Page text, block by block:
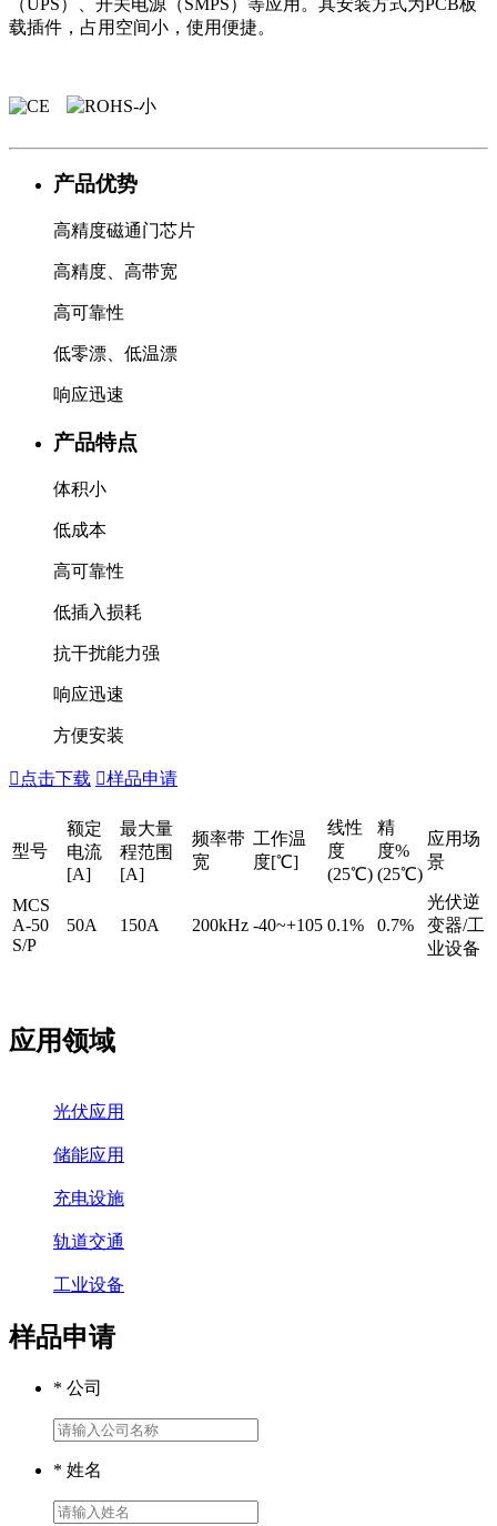
载插件，占用空间小，使用便捷。
产品优势
高精度磁通门芯片
高精度、高带宽
高可靠性
低零漂、低温漂
响应迅速
产品特点
体积小
低成本
高可靠性
低插入损耗
抗干扰能力强
响应迅速
方便安装
 点击下载 样品申请
型号
额定
电流
[A]
最大量
程范围
[A]
频率带
宽
工作温
度[℃]
线性
度
(25℃)
精
度%
(25℃)
应用场
景
MCS
A-50
S/P
50A 150A 200kHz -40~+105 0.1% 0.7%
光伏逆
变器/工
业设备
应用领域
光伏应用
储能应用
充电设施
轨道交通
工业设备
样品申请
* 公司
* 姓名